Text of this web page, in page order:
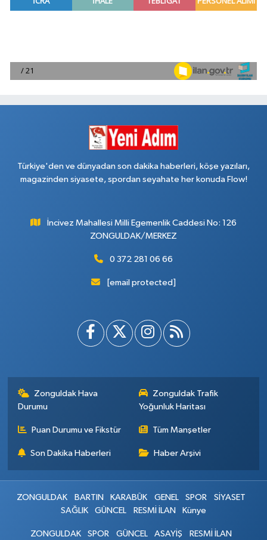
Türkiye'den ve dünyadan son dakika haberleri, köşe yazıları,
magazinden siyasete, spordan seyahate her konuda Flow!
İncivez Mahallesi Milli Egemenlik Caddesi No: 126
ZONGULDAK/MERKEZ
0 372 281 06 66
[email protected]
Zonguldak Hava
Durumu
Zonguldak Trafik
Yoğunluk Haritası
Puan Durumu ve Fikstür Tüm Manşetler
Son Dakika Haberleri Haber Arşivi
ZONGULDAK BARTIN KARABÜK GENEL SPOR
SİYASET
SAĞLIK
GÜNCEL RESMİ İLAN Künye
ZONGULDAK SPOR GÜNCEL ASAYİŞ RESMİ İLAN